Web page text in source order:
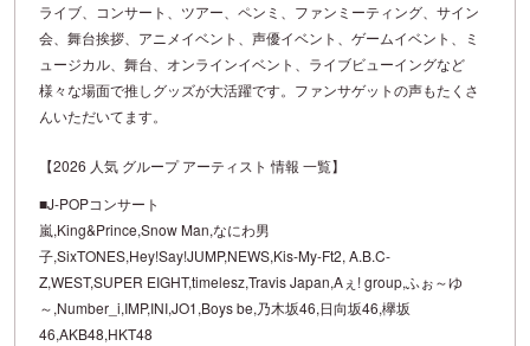
ライブ、コンサート、ツアー、ペンミ、ファンミーティング、サイン
会、舞台挨拶、アニメイベント、声優イベント、ゲームイベント、ミ
ュージカル、舞台、オンラインイベント、ライブビューイングなど
様々な場面で推しグッズが大活躍です。ファンサゲットの声もたくさ
んいただいてます。
【2026 人気 グループ アーティスト 情報 一覧】
■J-POPコンサート
嵐,King&Prince,Snow Man,なにわ男
子,SixTONES,Hey!Say!JUMP,NEWS,Kis-My-Ft2, A.B.C-
Z,WEST,SUPER EIGHT,timelesz,Travis Japan,Aぇ! group,ふぉ～ゆ
～,Number_i,IMP,INI,JO1,Boys be,乃木坂46,日向坂46,欅坂
46,AKB48,HKT48